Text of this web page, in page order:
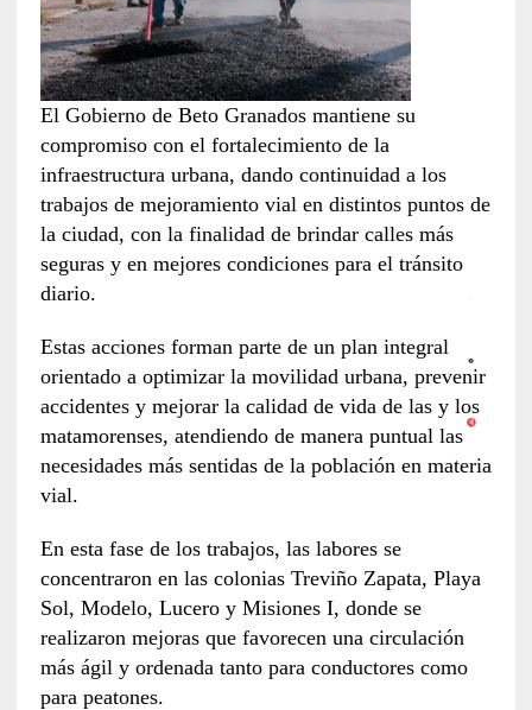
El Gobierno de Beto Granados mantiene su
compromiso con el fortalecimiento de la
infraestructura urbana, dando continuidad a los
trabajos de mejoramiento vial en distintos puntos de
la ciudad, con la finalidad de brindar calles más
seguras y en mejores condiciones para el tránsito
diario.
Estas acciones forman parte de un plan integral
orientado a optimizar la movilidad urbana, prevenir
accidentes y mejorar la calidad de vida de las y los
matamorenses, atendiendo de manera puntual las
necesidades más sentidas de la población en materia
vial.
En esta fase de los trabajos, las labores se
concentraron en las colonias Treviño Zapata, Playa
Sol, Modelo, Lucero y Misiones I, donde se
realizaron mejoras que favorecen una circulación
más ágil y ordenada tanto para conductores como
para peatones.